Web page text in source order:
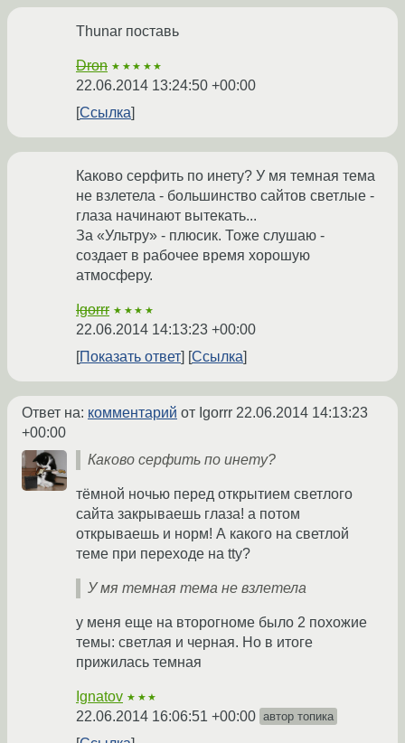
Thunar поставь
Dron ★★★★★
22.06.2014 13:24:50 +00:00
Ссылка
Каково серфить по инету? У мя темная тема
не взлетела - большинство сайтов светлые -
глаза начинают вытекать...
За «Ультру» - плюсик. Тоже слушаю -
создает в рабочее время хорошую
атмосферу.
Igorrr ★★★★
22.06.2014 14:13:23 +00:00
Показать ответ
Ссылка
Ответ на: комментарий от Igorrr 22.06.2014 14:13:23
+00:00
Каково серфить по инету?
тёмной ночью перед открытием светлого
сайта закрываешь глаза! а потом
открываешь и норм! А какого на светлой
теме при переходе на tty?
У мя темная тема не взлетела
у меня еще на второгноме было 2 похожие
темы: светлая и черная. Но в итоге
прижилась темная
Ignatov ★★★
22.06.2014 16:06:51 +00:00 автор топика